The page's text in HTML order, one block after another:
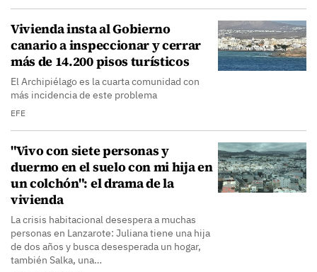
Vivienda insta al Gobierno
canario a inspeccionar y cerrar
más de 14.200 pisos turísticos
El Archipiélago es la cuarta comunidad con
más incidencia de este problema
EFE
"Vivo con siete personas y
duermo en el suelo con mi hija en
un colchón": el drama de la
vivienda
La crisis habitacional desespera a muchas
personas en Lanzarote: Juliana tiene una hija
de dos años y busca desesperada un hogar,
también Salka, una…